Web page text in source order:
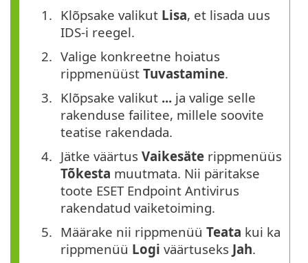
Klõpsake valikut Lisa, et lisada uus
IDS-i reegel.
Valige konkreetne hoiatus
rippmenüüst Tuvastamine.
Klõpsake valikut ... ja valige selle
rakenduse failitee, millele soovite
teatise rakendada.
Jätke väärtus Vaikesäte rippmenüüs
Tõkesta muutmata. Nii päritakse
toote ESET Endpoint Antivirus
rakendatud vaiketoiming.
Määrake nii rippmenüü Teata kui ka
rippmenüü Logi väärtuseks Jah.